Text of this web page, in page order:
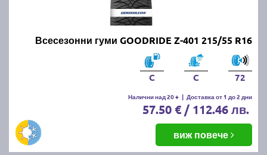
Всесезонни гуми GOODRIDE Z-401 215/55 R16
C C 72
Налични над 20 + | Доставка от 1 до 2 дни
57.50 € / 112.46 лв.
виж повече